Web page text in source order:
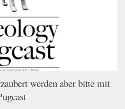
werden aber bitte mit